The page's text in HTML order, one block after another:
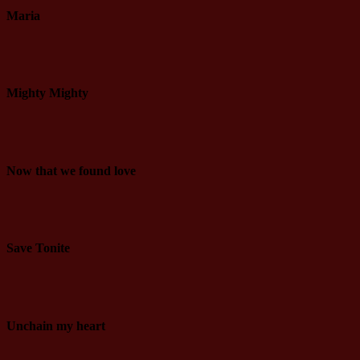
Maria
Mighty Mighty
Now that we found love
Save Tonite
Unchain my heart